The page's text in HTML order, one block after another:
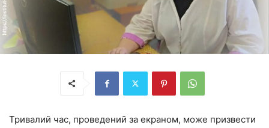
Тривалий час, проведений за екраном, може призвести